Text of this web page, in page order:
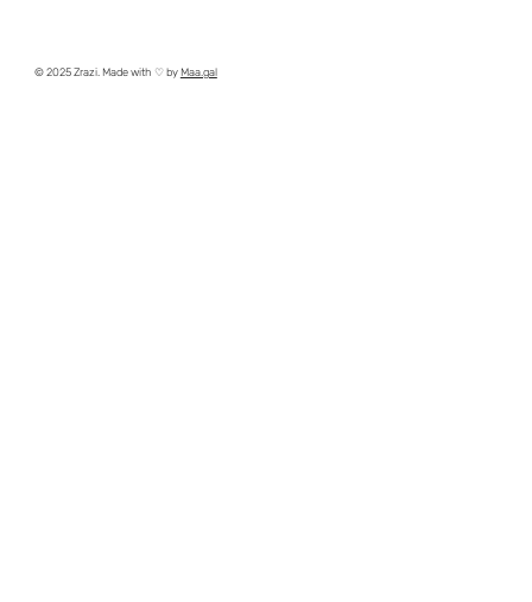
© 2025 Zrazi. Made with ♡ byMaa.gal